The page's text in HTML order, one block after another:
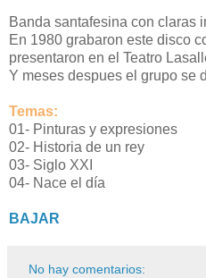
Banda santafesina con claras
En 1980 grabaron este disco
presentaron en el Teatro
Y meses despues el grupo se
Temas:
01- Pinturas y expresiones
02- Historia de un rey
03- Siglo XXI
04- Nace el día
BAJAR
No hay comentarios: